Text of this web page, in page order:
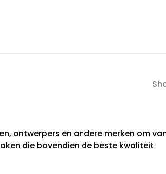
ontwerpers en andere merken om van
die bovendien de beste kwaliteit